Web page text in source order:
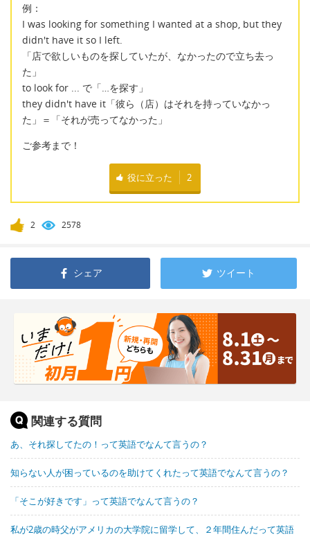
例：
I was looking for something I wanted at a shop, but they
didn't have it so I left.
「店で欲しいものを探していたが、なかったので立ち去っ
た」
to look for ... で「…を探す」
they didn't have it「彼ら（店）はそれを持っていなかっ
た」＝「それが売ってなかった」
ご参考まで！
役に立った 2
2 2578
シェア ツイート
関連する質問
あ、それ探してたの！って英語でなんて言うの？
知らない人が困っているのを助けてくれたって英語でなんて言うの？
「そこが好きです」って英語でなんて言うの？
私が2歳の時父がアメリカの大学院に留学して、２年間住んだって英語